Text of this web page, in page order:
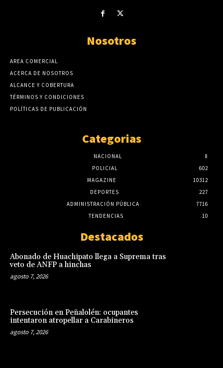
Nosotros
AREA COMERCIAL
ACERCA DE NOSOTROS
ALCANCE Y COBERTURA
TÉRMINOS Y CONDICIONES
POLÍTICAS DE PUBLICACIÓN
Categorias
NACIONAL
8
POLICIAL
602
MAGAZINE
10312
DEPORTES
227
ADMINISTRACIÓN PÚBLICA
7716
TENDENCIAS
10
Destacados
Abonado de Huachipato llega a Suprema tras
veto de ANFP a hinchas
agosto 7, 2026
Persecución en Peñalolén: ocupantes
intentaron atropellar a Carabineros
agosto 7, 2026